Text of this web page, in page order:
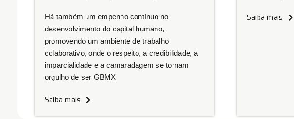
Há também um empenho contínuo no
desenvolvimento do capital humano,
promovendo um ambiente de trabalho
colaborativo, onde o respeito, a credibilidade, a
imparcialidade e a camaradagem se tornam
orgulho de ser GBMX
Saiba mais
Saiba mais